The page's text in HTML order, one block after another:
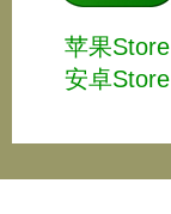
苹果Store
安卓Store